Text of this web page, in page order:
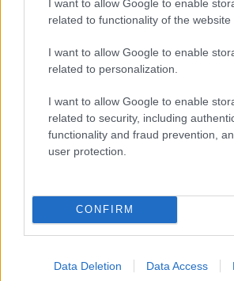
I want to allow Google to enable
related to functionality of the website
I want to allow Google to enable
related to personalization.
I want to allow Google to enable
related to security, including
functionality and fraud prevention,
user protection.
CONFIRM
Data Deletion Data Access
ΕΛΛΑΔΑ10·08·2026 00:07
για λίγο το όνειρο «των δύο
πέντε θαλασσών»